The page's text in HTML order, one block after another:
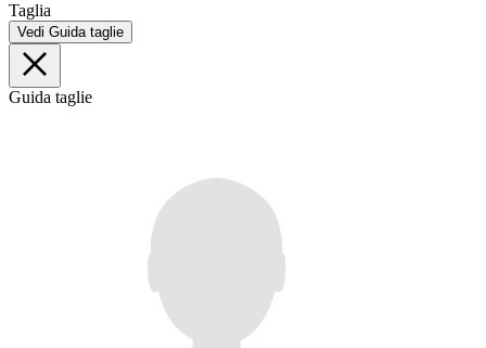
Taglia
Vedi Guida taglie
Guida taglie